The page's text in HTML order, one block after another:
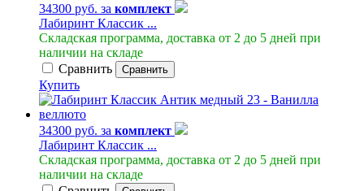
34300 руб. за комплект
Лабиринт Классик ...
Складская программа, доставка от 2 до 5 дней при
наличии на складе
Сравнить
Сравнить
Купить
34300 руб. за комплект
Лабиринт Классик ...
Складская программа, доставка от 2 до 5 дней при
наличии на складе